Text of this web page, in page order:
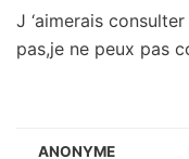
J ‘aimerais
pas,je ne peux pas
ANONYME